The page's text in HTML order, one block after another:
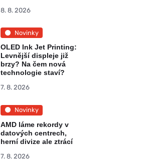
8. 8. 2026
Novinky
OLED Ink Jet Printing:
Levnější displeje již
brzy? Na čem nová
technologie staví?
7. 8. 2026
Novinky
AMD láme rekordy v
datových centrech,
herní divize ale ztrácí
7. 8. 2026